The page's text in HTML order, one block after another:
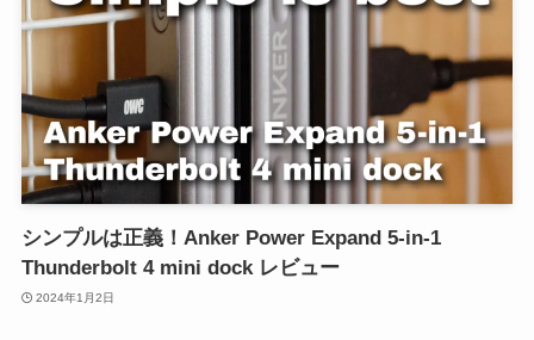
シンプルは正義！Anker Power Expand 5-in-1
Thunderbolt 4 mini dock レビュー
2024年1月2日